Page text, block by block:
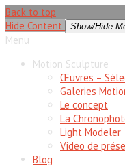
Back to top
Hide Content
Show/Hide
Menu
Motion Sculpture
Œuvres –
Galeries
Le concept
La
Light Modeler
Video de
Blog